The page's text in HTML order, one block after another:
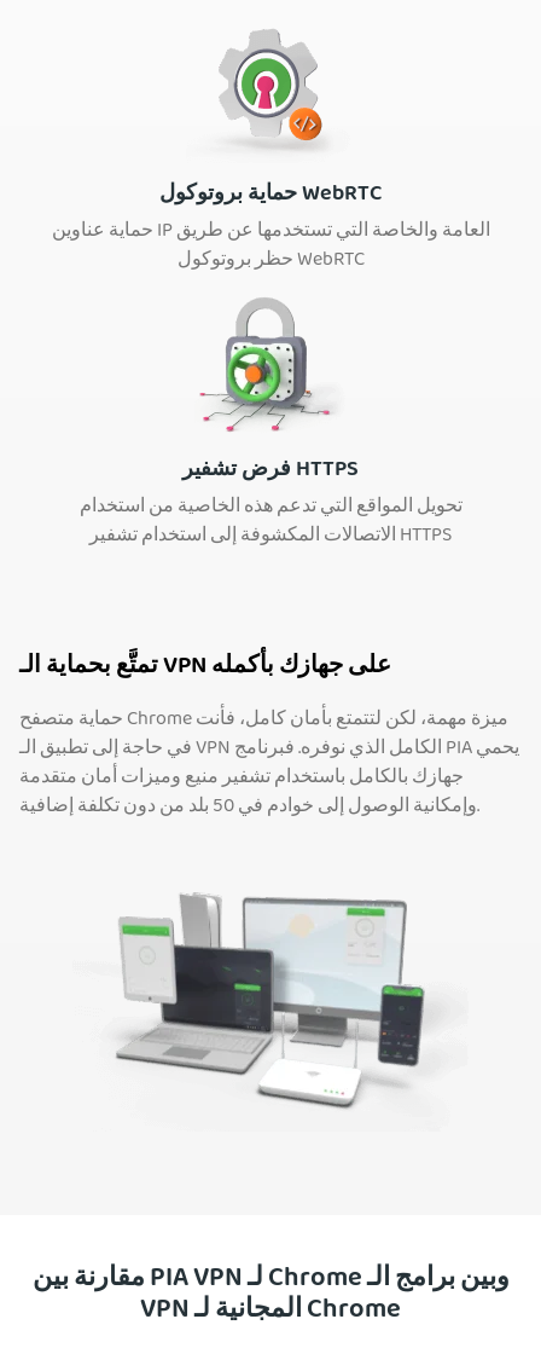
حماية بروتوكول WebRTC
حماية عناوين IP العامة والخاصة التي تستخدمها عن طريق
حظر بروتوكول WebRTC
فرض تشفير HTTPS
تحويل المواقع التي تدعم هذه الخاصية من استخدام
الاتصالات المكشوفة إلى استخدام تشفير HTTPS
تمتَّع بحماية الـ VPN على جهازك بأكمله
حماية متصفح Chrome ميزة مهمة، لكن لتتمتع بأمان كامل، فأنت
في حاجة إلى تطبيق الـ VPN الكامل الذي نوفره. فبرنامج PIA يحمي
جهازك بالكامل باستخدام تشفير منيع وميزات أمان متقدمة
وإمكانية الوصول إلى خوادم في 50 بلد من دون تكلفة إضافية.
مقارنة بين PIA VPN لـ Chrome وبين برامج الـ
VPN المجانية لـ Chrome